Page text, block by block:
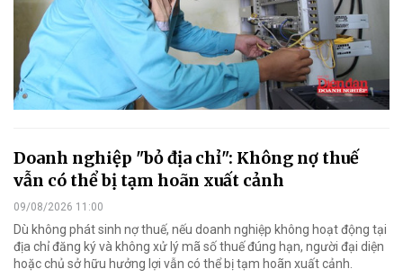
Doanh nghiệp "bỏ địa chỉ": Không nợ thuế
vẫn có thể bị tạm hoãn xuất cảnh
09/08/2026 11:00
Dù không phát sinh nợ thuế, nếu doanh nghiệp không hoạt động tại
địa chỉ đăng ký và không xử lý mã số thuế đúng hạn, người đại diện
hoặc chủ sở hữu hưởng lợi vẫn có thể bị tạm hoãn xuất cảnh.